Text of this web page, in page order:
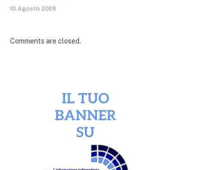
10 Agosto 2026
Comments are closed.